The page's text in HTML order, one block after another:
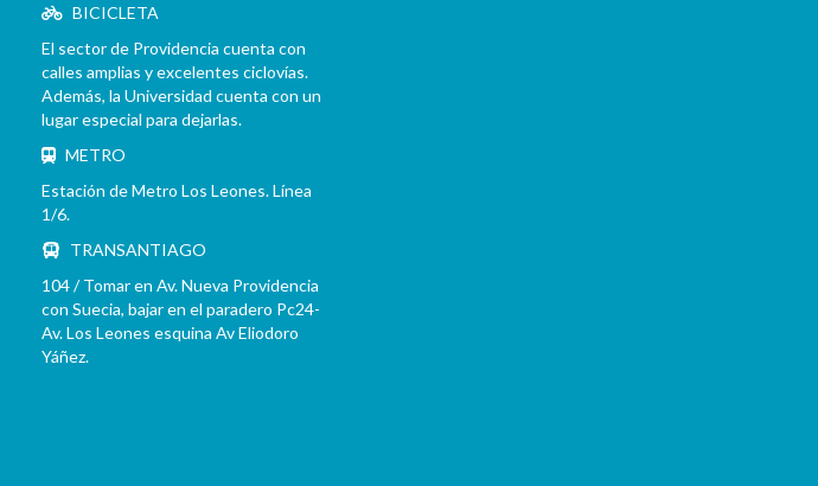
BICICLETA
El sector de Providencia cuenta con
calles amplias y excelentes ciclovías.
Además, la Universidad cuenta con un
lugar especial para dejarlas.
METRO
Estación de Metro Los Leones. Línea
1/6.
TRANSANTIAGO
104 / Tomar en Av. Nueva Providencia
con Suecia, bajar en el paradero Pc24-
Av. Los Leones esquina Av Eliodoro
Yáñez.